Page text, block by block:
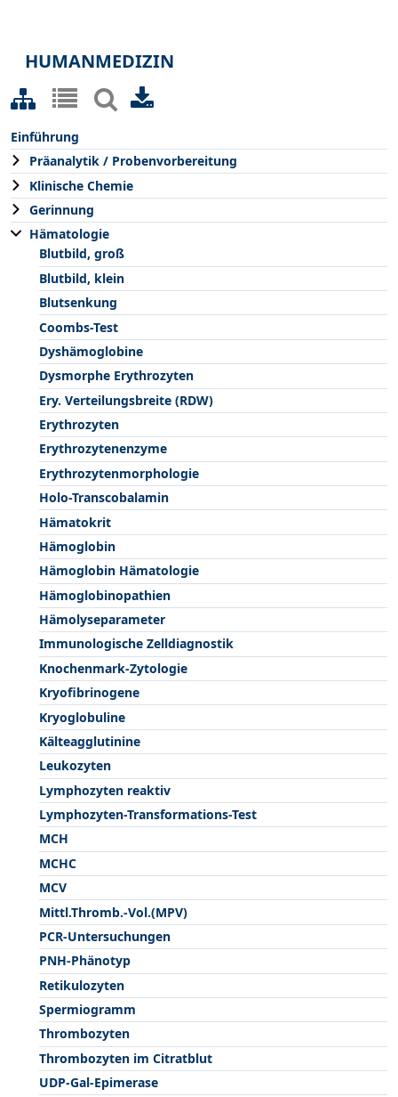
HUMANMEDIZIN
Einführung
Präanalytik / Probenvorbereitung
Klinische Chemie
Gerinnung
Hämatologie
Blutbild, groß
Blutbild, klein
Blutsenkung
Coombs-Test
Dyshämoglobine
Dysmorphe Erythrozyten
Ery. Verteilungsbreite (RDW)
Erythrozyten
Erythrozytenenzyme
Erythrozytenmorphologie
Holo-Transcobalamin
Hämatokrit
Hämoglobin
Hämoglobin Hämatologie
Hämoglobinopathien
Hämolyseparameter
Immunologische Zelldiagnostik
Knochenmark-Zytologie
Kryofibrinogene
Kryoglobuline
Kälteagglutinine
Leukozyten
Lymphozyten reaktiv
Lymphozyten-Transformations-Test
MCH
MCHC
MCV
Mittl.Thromb.-Vol.(MPV)
PCR-Untersuchungen
PNH-Phänotyp
Retikulozyten
Spermiogramm
Thrombozyten
Thrombozyten im Citratblut
UDP-Gal-Epimerase